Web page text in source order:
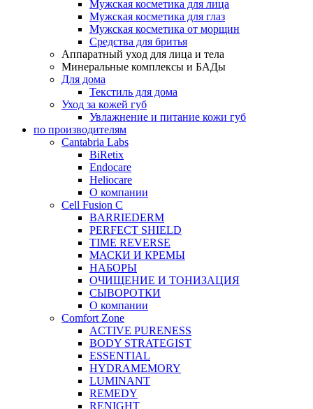
Мужская косметика для лица
Мужская косметика для глаз
Мужская косметика от морщин
Средства для бритья
Аппаратный уход для лица и тела
Минеральные комплексы и БАДы
Для дома
Текстиль для дома
Уход за кожей губ
Увлажнение и питание кожи губ
по производителям
Cantabria Labs
BiRetix
Endocare
Heliocare
О компании
Cell Fusion C
BARRIEDERM
PERFECT SHIELD
TIME REVERSE
МАСКИ И КРЕМЫ
НАБОРЫ
ОЧИЩЕНИЕ И ТОНИЗАЦИЯ
СЫВОРОТКИ
О компании
Comfort Zone
ACTIVE PURENESS
BODY STRATEGIST
ESSENTIAL
HYDRAMEMORY
LUMINANT
REMEDY
RENIGHT